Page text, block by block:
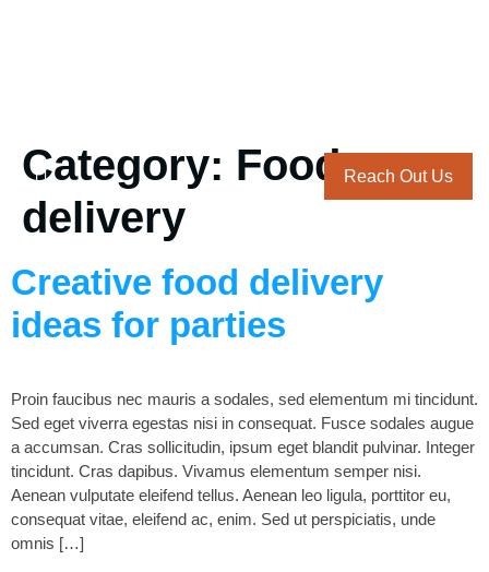
Reach Out Us
Category: Food
delivery
Creative food delivery
ideas for parties
Proin faucibus nec mauris a sodales, sed elementum mi tincidunt.
Sed eget viverra egestas nisi in consequat. Fusce sodales augue
a accumsan. Cras sollicitudin, ipsum eget blandit pulvinar. Integer
tincidunt. Cras dapibus. Vivamus elementum semper nisi.
Aenean vulputate eleifend tellus. Aenean leo ligula, porttitor eu,
consequat vitae, eleifend ac, enim. Sed ut perspiciatis, unde
omnis […]